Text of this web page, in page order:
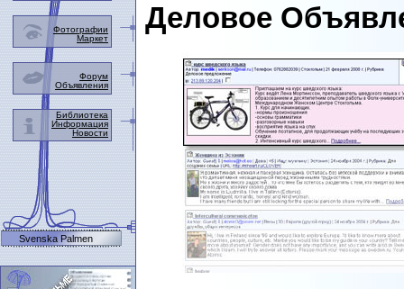
Деловое
Фотографии
Маркет
Форум
Объявления
Библиотека
Информация
Новости
Svenska Palmen